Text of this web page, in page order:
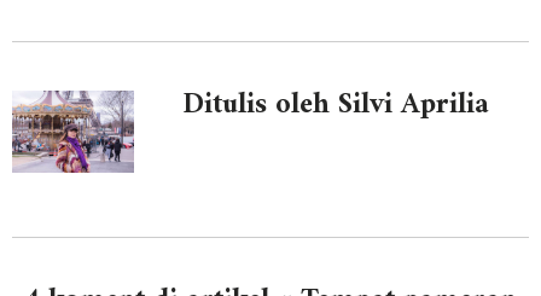
Ditulis oleh Silvi Aprilia